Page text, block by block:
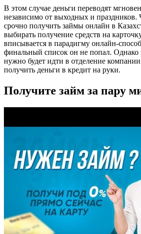
В этом случае деньги переводят
независимо от выходных и праздников.
срочно получить займы онлайн в
выбирать получение средств на
вписывается в парадигму онлайн-
финальный список он не попал. Однако
нужно будет идти в отделение
получить деньги в кредит на руки.
Получите займ за пару